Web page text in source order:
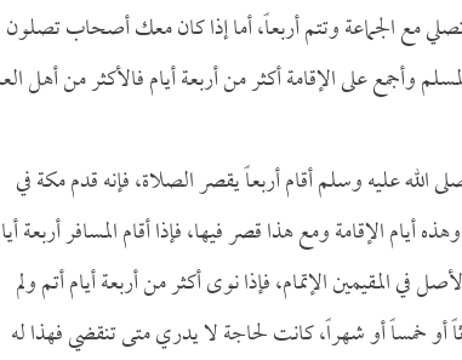
مع الجماعة وتتم أربعاً، أما إذا كان معك أصحاب تصلون
وأجمع على الإقامة أكثر من أربعة أيام فالأكثر من أهل
عليه وسلم أقام أربعاً يقصر الصلاة، فإنه قدم مكة في
الإقامة ومع هذا قصر فيها، فإذا أقام المسافر أربعة
في المقيمين الإتمام، فإذا نوى أكثر من أربعة أيام أتم ولم
أو خمساً أو شهراً، كانت لحاجة لا يدري متى تنقضي فهذا له